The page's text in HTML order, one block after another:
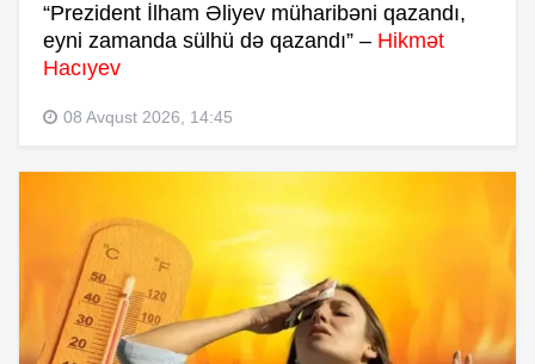
“Prezident İlham Əliyev müharibəni qazandı,
eyni zamanda sülhü də qazandı” – Hikmət
Hacıyev
08 Avqust 2026, 14:45